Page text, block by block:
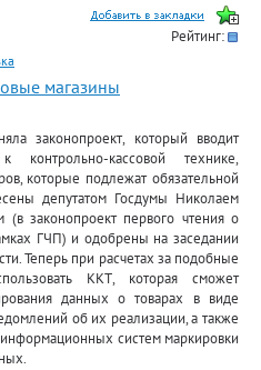
Рейтинг:
магазины
законопроект, который вводит
контрольно-кассовой технике,
которые подлежат обязательной
депутатом Госдумы Николаем
законопроект первого чтения о
ГЧП) и одобрены на заседании
Теперь при расчетах за подобные
ККТ, которая сможет
данных о товарах в виде
об их реализации, а также
систем маркировки